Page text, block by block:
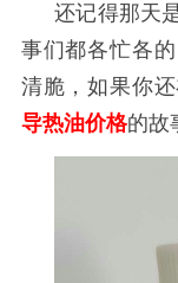
还记得那天
事们都各忙各
清脆，如果你
导热油价格的故